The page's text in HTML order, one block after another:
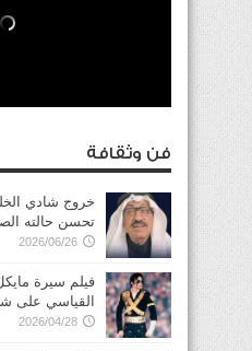
فن وثقافة
خروج شادي
تحسن حالته
2026/06/26
فيلم سيرة
القياسي على
2026/04/28